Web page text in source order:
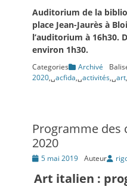
Auditorium de la
place Jean-Jaurès à
l’auditorium à 16h30.
environ 1h30.
Categories Archivé
2020,␣acfida,␣activités,␣art
Programme des
2020
Posté5 mai 2019 Auteur
Art italien :